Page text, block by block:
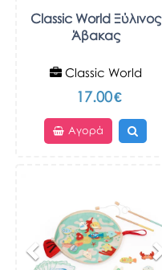
Classic World Ξύλινος
Άβακας
Classic World
17.00€
Αγορά